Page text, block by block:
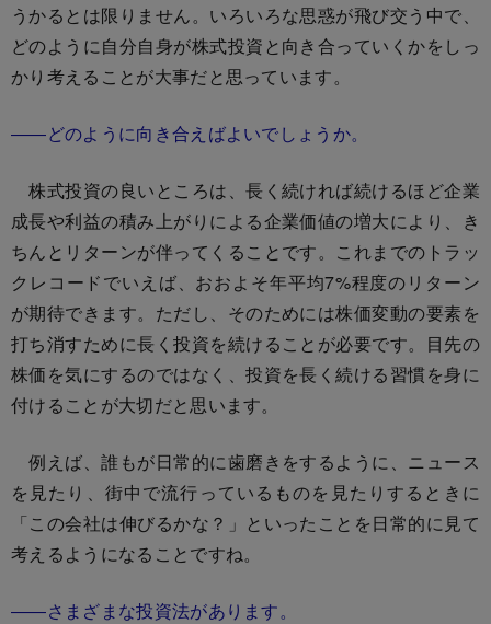
うかるとは限りません。いろいろな思惑が飛び交う中で、
どのように自分自身が株式投資と向き合っていくかをしっ
かり考えることが大事だと思っています。
――どのように向き合えばよいでしょうか。
株式投資の良いところは、長く続ければ続けるほど企業
成長や利益の積み上がりによる企業価値の増大により、き
ちんとリターンが伴ってくることです。これまでのトラッ
クレコードでいえば、おおよそ年平均7%程度のリターン
が期待できます。ただし、そのためには株価変動の要素を
打ち消すために長く投資を続けることが必要です。目先の
株価を気にするのではなく、投資を長く続ける習慣を身に
付けることが大切だと思います。
例えば、誰もが日常的に歯磨きをするように、ニュース
を見たり、街中で流行っているものを見たりするときに
「この会社は伸びるかな？」といったことを日常的に見て
考えるようになることですね。
――さまざまな投資法があります。